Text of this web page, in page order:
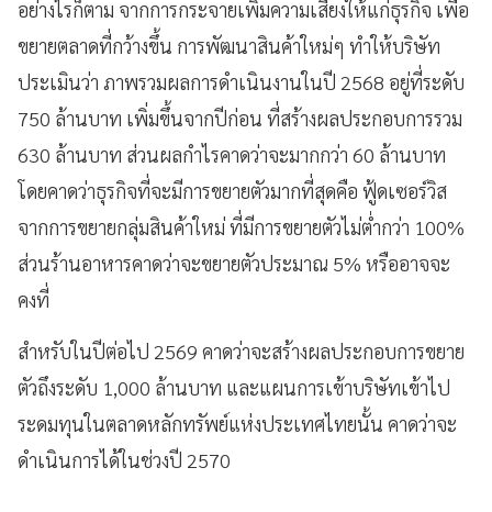
อย่างไรก็ตาม จากการกระจายเพิ่มความเสี่ยงให้แก่ธุรกิจ เพื่อ
ขยายตลาดที่กว้างขึ้น การพัฒนาสินค้าใหม่ๆ ทำให้บริษัท
ประเมินว่า ภาพรวมผลการดำเนินงานในปี 2568 อยู่ที่ระดับ
750 ล้านบาท เพิ่มขึ้นจากปีก่อน ที่สร้างผลประกอบการรวม
630 ล้านบาท ส่วนผลกำไรคาดว่าจะมากกว่า 60 ล้านบาท
โดยคาดว่าธุรกิจที่จะมีการขยายตัวมากที่สุดคือ ฟู้ดเซอร์วิส
จากการขยายกลุ่มสินค้าใหม่ ที่มีการขยายตัวไม่ต่ำกว่า 100%
ส่วนร้านอาหารคาดว่าจะขยายตัวประมาณ 5% หรืออาจจะ
คงที่
สำหรับในปีต่อไป 2569 คาดว่าจะสร้างผลประกอบการขยาย
ตัวถึงระดับ 1,000 ล้านบาท และแผนการเข้าบริษัทเข้าไป
ระดมทุนในตลาดหลักทรัพย์แห่งประเทศไทยนั้น คาดว่าจะ
ดำเนินการได้ในช่วงปี 2570